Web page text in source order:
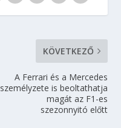
KÖVETKEZŐ
A Ferrari és a Mercedes
személyzete is beoltathatja
magát az F1-es
szezonnyitó előtt